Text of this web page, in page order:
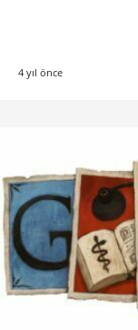
4 yıl önce